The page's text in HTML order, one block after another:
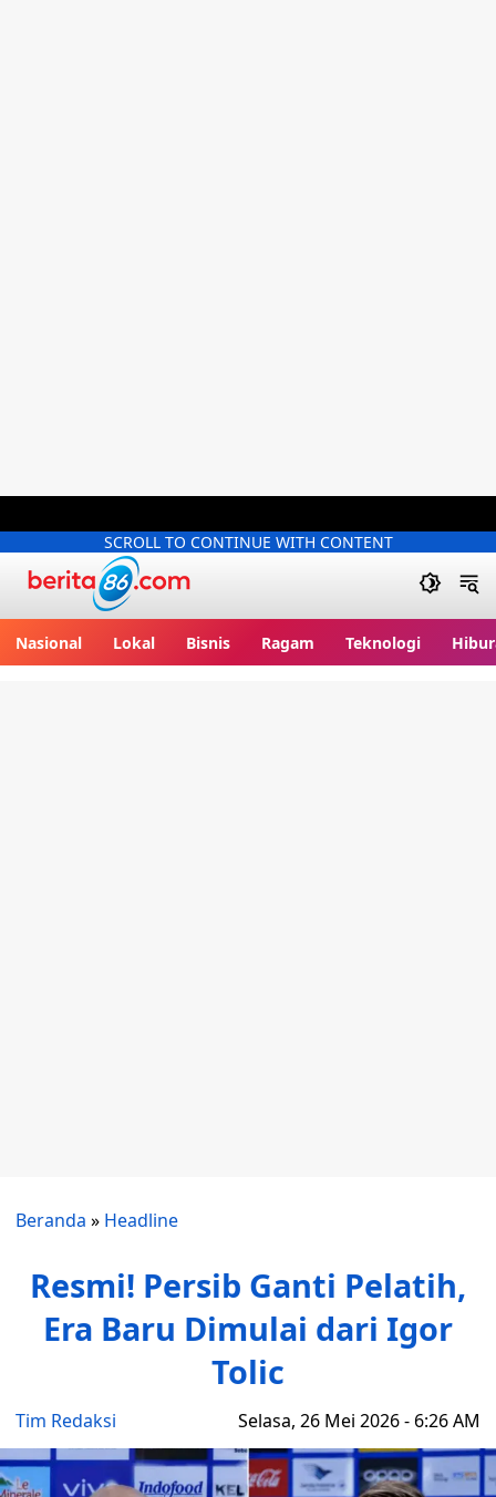
SCROLL TO CONTINUE WITH CONTENT
Nasional Lokal Bisnis Ragam Teknologi
Beranda » Headline
Resmi! Persib Ganti Pelatih,
Era Baru Dimulai dari Igor
Tolic
Tim Redaksi Selasa, 26 Mei 2026 - 6:26 AM